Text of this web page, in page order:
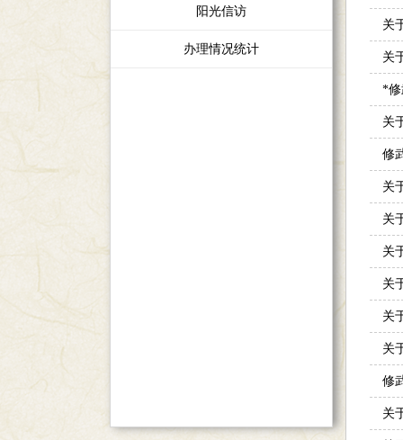
阳光信访
办理情况统计
关
关
*修
关
修
关
关
关
关
关
关
修
关